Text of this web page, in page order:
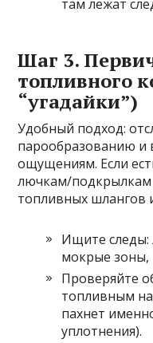
там лежат
Шаг 3.
топливного
“угадайки”)
Удобный подход:
парообразованию и
ощущениям. Если
лючкам/подкрылкам
топливных шлангов
Ищите следы:
мокрые зоны,
Проверяйте
топливным
пахнет
уплотнения).